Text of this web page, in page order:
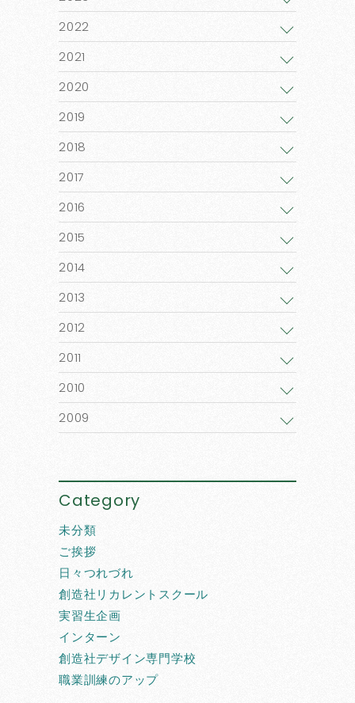
2022
2021
2020
2019
2018
2017
2016
2015
2014
2013
2012
2011
2010
2009
Category
未分類
ご挨拶
日々つれづれ
創造社リカレントスクール
実習生企画
インターン
創造社デザイン専門学校
職業訓練のアップ